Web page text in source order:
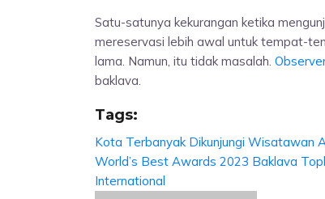
Satu-satunya kekurangan ketika
mereservasi lebih awal untuk tempat-
lama. Namun, itu tidak masalah.
baklava.
Tags:
Kota Terbanyak Dikunjungi Wisatawan
World’s Best Awards 2023 Baklava
International